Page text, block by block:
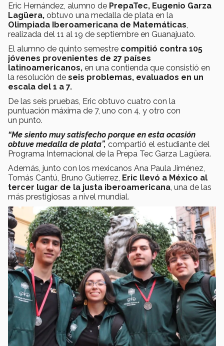
Eric Hernández, alumno de PrepaTec, Eugenio Garza
Lagüera, obtuvo una medalla de plata en la
Olimpiada Iberoamericana de Matemáticas
realizada del 11 al 19 de septiembre en Guanajuato.
El alumno de quinto semestre compitió contra 105
jóvenes provenientes de 27 países
latinoamericanos, en una contienda que consistió en
la resolución de seis problemas, evaluados en un
escala del 1 a 7.
De las seis pruebas, Eric obtuvo cuatro con la
puntuación máxima de 7, uno con 4, y otro con
un punto.
“Me siento muy satisfecho porque en esta ocasión
obtuve medalla de plata”, compartió el estudiante del
Programa Internacional de la Prepa Tec Garza Lagüera.
Además, junto con los mexicanos Ana Paula Jiménez,
Tomás Cantú, Bruno Gutierrez, Eric llevó a México al
tercer lugar de la justa iberoamericana , una de las
más prestigiosas a nivel mundial.